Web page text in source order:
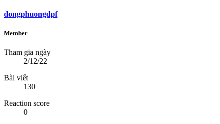
dongphuongdpf
Member
Tham gia ngày
2/12/22
Bài viết
130
Reaction score
0